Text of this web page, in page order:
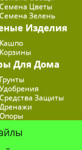
Семена Цветы
Семена Зелень
Изделия
Кашпо
Корзины
Для Дома
Грунты
Удобрения
Средства Защиты
Дренажи
Опоры
Подставки для Цветов